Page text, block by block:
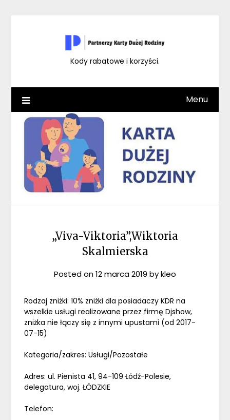
Kody rabatowe i korzyści.
Menu
„Viva-Viktoria”,Wiktoria
Skalmierska
Posted on12 marca 2019 bykleo
Rodzaj zniżki: 10% zniżki dla posiadaczy KDR na
wszelkie usługi realizowane przez firmę Djshow,
zniżka nie łączy się z innymi upustami (od 2017-
07-15)
Kategoria/zakres: Usługi/Pozostałe
Adres: ul. Pienista 41, 94-109 Łódź-Polesie,
delegatura, woj. ŁÓDZKIE
Telefon: